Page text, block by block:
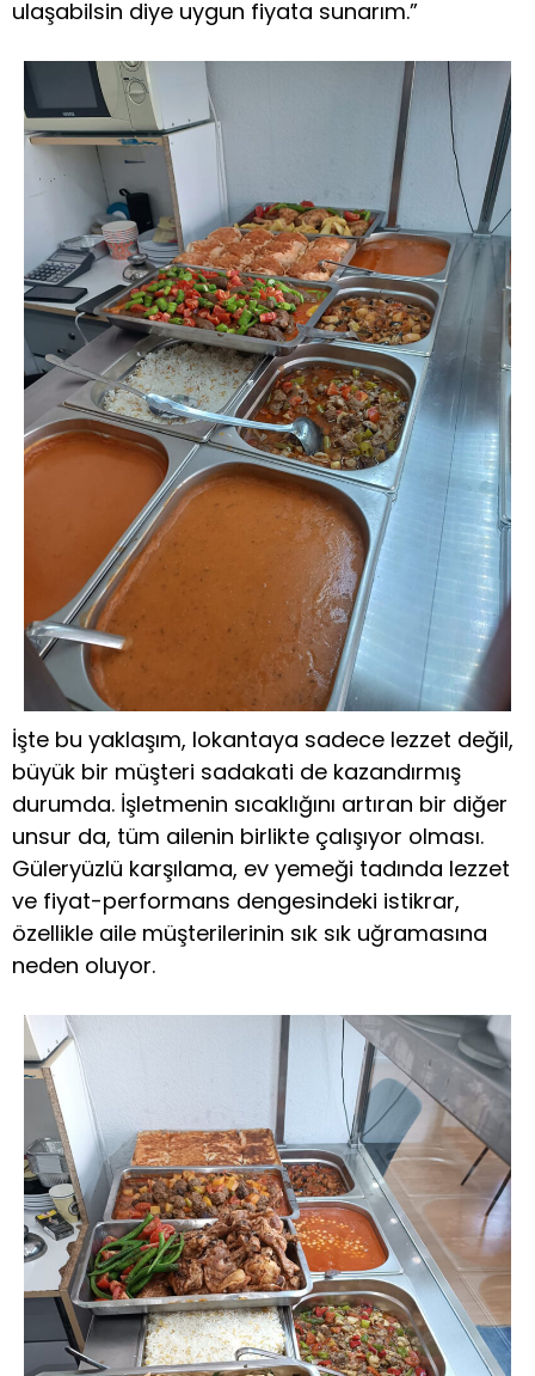
ulaşabilsin diye uygun fiyata sunarım.”
İşte bu yaklaşım, lokantaya sadece lezzet değil,
büyük bir müşteri sadakati de kazandırmış
durumda. İşletmenin sıcaklığını artıran bir diğer
unsur da, tüm ailenin birlikte çalışıyor olması.
Güleryüzlü karşılama, ev yemeği tadında lezzet
ve fiyat-performans dengesindeki istikrar,
özellikle aile müşterilerinin sık sık uğramasına
neden oluyor.